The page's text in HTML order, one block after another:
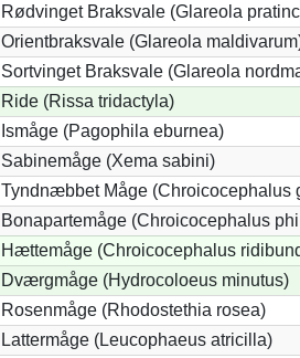
Rødvinget Braksvale (Glareola
Orientbraksvale (Glareola
Sortvinget Braksvale (Glareola
Ride (Rissa tridactyla)
Ismåge (Pagophila eburnea)
Sabinemåge (Xema sabini)
Tyndnæbbet Måge (Chroicocephalus
Bonapartemåge (Chroicocephalus
Hættemåge (Chroicocephalus
Dværgmåge (Hydrocoloeus minutus)
Rosenmåge (Rhodostethia rosea)
Lattermåge (Leucophaeus atricilla)